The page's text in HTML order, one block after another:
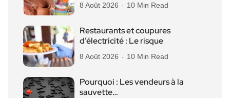
8 Août 2026 10 Min Read
Restaurants et coupures
d’électricité : Le risque
8 Août 2026 10 Min Read
Pourquoi : Les vendeurs à la
sauvette…